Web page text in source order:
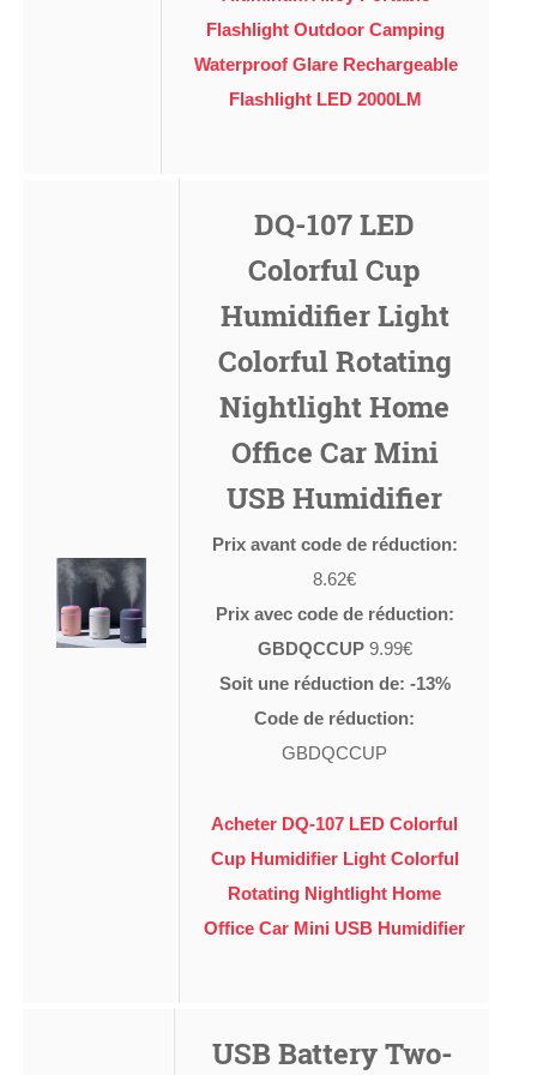
Flashlight Outdoor Camping
Waterproof Glare Rechargeable
Flashlight LED 2000LM
DQ-107 LED
Colorful Cup
Humidifier Light
Colorful Rotating
Nightlight Home
Office Car Mini
USB Humidifier
Prix avant code de réduction:
8.62€
Prix avec code de réduction:
GBDQCCUP 9.99€
Soit une réduction de: -13%
Code de réduction:
GBDQCCUP
Acheter DQ-107 LED Colorful
Cup Humidifier Light Colorful
Rotating Nightlight Home
Office Car Mini USB Humidifier
USB Battery Two-